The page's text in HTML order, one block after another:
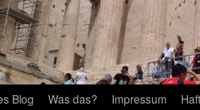
Blog Was das? Impressum